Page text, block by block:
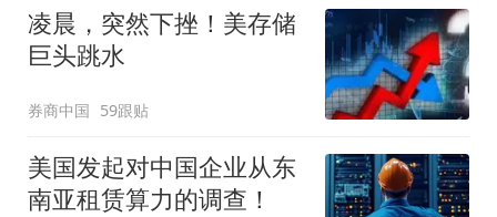
凌晨，突然下挫！美存储
巨头跳水
券商中国 59跟贴
美国发起对中国企业从东
南亚租赁算力的调查！